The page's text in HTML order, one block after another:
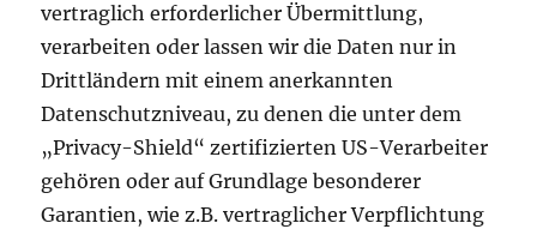
vertraglich erforderlicher Übermittlung,
verarbeiten oder lassen wir die Daten nur in
Drittländern mit einem anerkannten
Datenschutzniveau, zu denen die unter dem
„Privacy-Shield“ zertifizierten US-Verarbeiter
gehören oder auf Grundlage besonderer
Garantien, wie z.B. vertraglicher Verpflichtung